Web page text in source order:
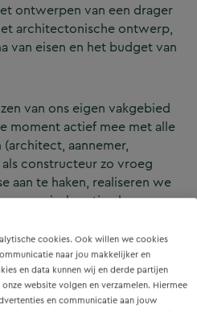
cookies. Ook willen we cookies
naar jou makkelijker en
en data kunnen wij en derde partijen
website volgen en verzamelen. Hiermee
en communicatie aan jouw
ontwerpen van een drager
architectonische ontwerp,
van eisen en het budget van
van ons eigen vakgebied
moment actief mee met alle
aannemer,
constructeur zo vroeg
aan te haken, realiseren we
optimale
als renovatie.
het volledige constructieve